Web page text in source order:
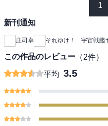
1
新刊通知
庄司卓 それゆけ！ 宇宙戦艦
この作品のレビュー （2件）
平均 3.5